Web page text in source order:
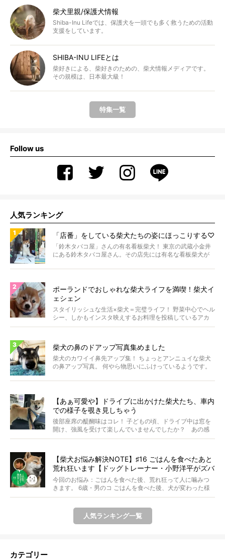
柴犬里親/保護犬情報
Shiba-Inu Lifeでは、保護犬を一頭でも多く救うための活動
支援をしています。
SHIBA-INU LIFEとは
柴好きによる、柴好きのための、柴犬情報メディアです。
その規模は、日本最大級！
特集一覧
Follow us
人気ランキング
「店番」をしている柴犬たちの姿にほっこりする♡
「鈴木タバコ屋」さんの有名看板柴犬！ 東京の武蔵小金井
にある鈴木タバコ屋さん。その店先には有名な看板柴犬が
ポーランドでおしゃれな柴犬ライフを満喫！柴犬イ
ェシェン
スタイリッシュな生活×柴犬＝完璧ライフ！ 野菜中心でヘル
シー、しかもインスタ映えするお料理を投稿しているアカ
ウ...
柴犬の鼻のドアップ写真集めました
柴犬のカワイイ鼻先アップ集！ ちょっとアンニュイな柴犬
の鼻アップ写真。 何やら物思いにふけっているようです。
【あぁ可愛や】ドライブに出かけた柴犬たち、車内
での様子を覗き見しちゃう
後部座席の醍醐味はコレ！ 子どもの頃、ドライブ中は窓を
開け、強風を受けて楽しんでいませんでしたか？ あの感
じが...
【柴犬お悩み解決NOTE】♯16 ごはんを食べたあと
荒れ狂います【ドッグトレーナー・小野洋平がズバ
リ回答】
今回のお悩み：ごはんを食べた後、荒れ狂って人に噛みつ
きます。 6歳・男のコ ごはんを食べた後、犬が変わった様
に...
人気ランキング一覧
カテゴリー